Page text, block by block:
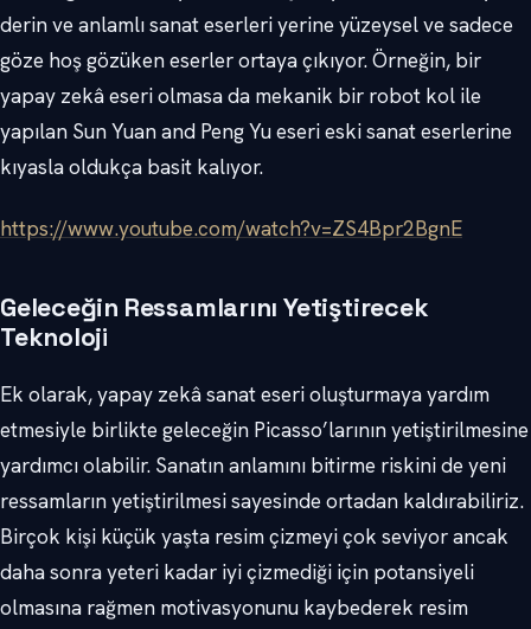
derin ve anlamlı sanat eserleri yerine yüzeysel ve sadece
göze hoş gözüken eserler ortaya çıkıyor. Örneğin, bir
yapay zekâ eseri olmasa da mekanik bir robot kol ile
yapılan Sun Yuan and Peng Yu eseri eski sanat eserlerine
kıyasla oldukça basit kalıyor.
https://www.youtube.com/watch?v=ZS4Bpr2BgnE
Geleceğin Ressamlarını Yetiştirecek
Teknoloji
Ek olarak, yapay zekâ sanat eseri oluşturmaya yardım
etmesiyle birlikte geleceğin Picasso’larının yetiştirilmesine
yardımcı olabilir. Sanatın anlamını bitirme riskini de yeni
ressamların yetiştirilmesi sayesinde ortadan kaldırabiliriz.
Birçok kişi küçük yaşta resim çizmeyi çok seviyor ancak
daha sonra yeteri kadar iyi çizmediği için potansiyeli
olmasına rağmen motivasyonunu kaybederek resim